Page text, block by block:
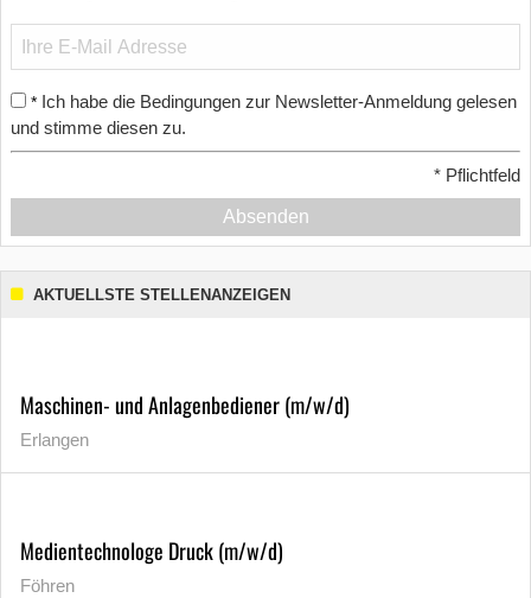
* Ich habe die Bedingungen zur Newsletter-Anmeldung gelesen
und stimme diesen zu.
* Pflichtfeld
Absenden
AKTUELLSTE STELLENANZEIGEN
Maschinen- und Anlagenbediener (m/w/d)
Erlangen
Medientechnologe Druck (m/w/d)
Föhren